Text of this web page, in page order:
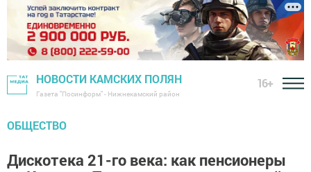
НОВОСТИ КАМСКИХ ПОЛЯН
Газета "Посинформ" - Нижнекамский район
16+
ОБЩЕСТВО
Дискотека 21-го века: как пенсионеры